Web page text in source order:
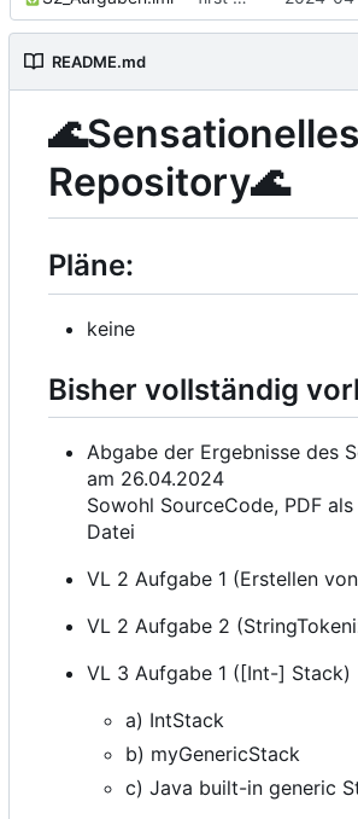
README.md
🌊Sensationelles
Repository🌊
Pläne:
keine
Bisher vollständig
Abgabe der Ergebnisse des
am 26.04.2024
Sowohl SourceCode, PDF
Datei
VL 2 Aufgabe 1 (Erstellen
VL 2 Aufgabe 2
VL 3 Aufgabe 1 ([Int-] Stack)
a) IntStack
b) myGenericStack
c) Java built-in generic